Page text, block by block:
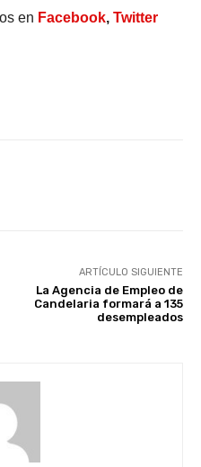
en Facebook, Twitter
ARTÍCULO SIGUIENTE
La Agencia de Empleo de
Candelaria formará a 135
desempleados